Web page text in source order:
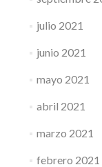
julio 2021
junio 2021
mayo 2021
abril 2021
marzo 2021
febrero 2021